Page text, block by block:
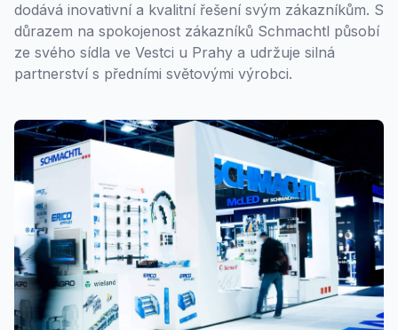
dodává inovativní a kvalitní řešení svým zákazníkům. S
důrazem na spokojenost zákazníků Schmachtl působí
ze svého sídla ve Vestci u Prahy a udržuje silná
partnerství s předními světovými výrobci.